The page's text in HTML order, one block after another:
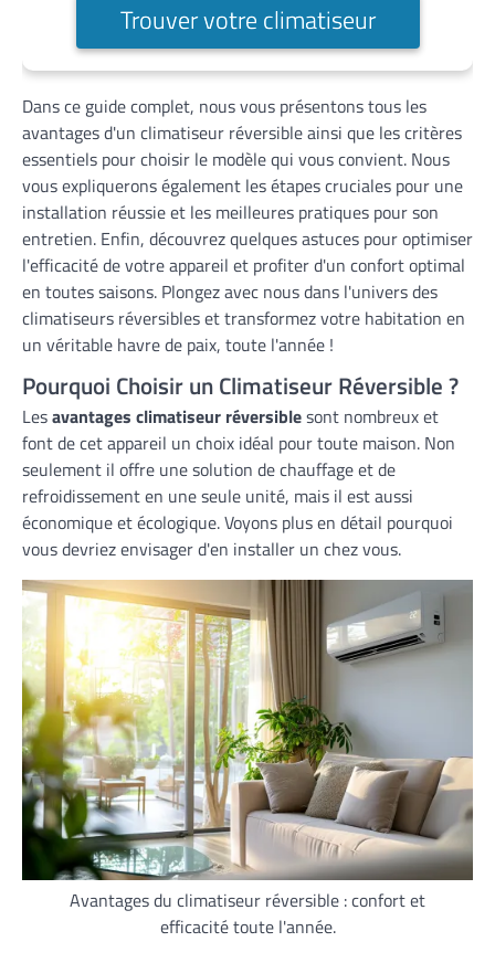
Trouver votre climatiseur
Dans ce guide complet, nous vous présentons tous les
avantages d'un climatiseur réversible ainsi que les critères
essentiels pour choisir le modèle qui vous convient. Nous
vous expliquerons également les étapes cruciales pour une
installation réussie et les meilleures pratiques pour son
entretien. Enfin, découvrez quelques astuces pour optimiser
l'efficacité de votre appareil et profiter d'un confort optimal
en toutes saisons. Plongez avec nous dans l'univers des
climatiseurs réversibles et transformez votre habitation en
un véritable havre de paix, toute l'année !
Pourquoi Choisir un Climatiseur Réversible ?
Lesavantages climatiseur réversiblesont nombreux et
font de cet appareil un choix idéal pour toute maison. Non
seulement il offre une solution de chauffage et de
refroidissement en une seule unité, mais il est aussi
économique et écologique. Voyons plus en détail pourquoi
vous devriez envisager d'en installer un chez vous.
Avantages du climatiseur réversible : confort et
efficacité toute l'année.